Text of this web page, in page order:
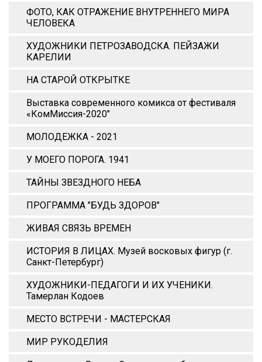
ФОТО, КАК ОТРАЖЕНИЕ ВНУТРЕННЕГО МИРА
ЧЕЛОВЕКА
ХУДОЖНИКИ ПЕТРОЗАВОДСКА. ПЕЙЗАЖИ
КАРЕЛИИ
НА СТАРОЙ ОТКРЫТКЕ
Выставка современного комикса от фестиваля
«КомМиссия-2020"
МОЛОДЕЖКА - 2021
У МОЕГО ПОРОГА. 1941
ТАЙНЫ ЗВЕЗДНОГО НЕБА
ПРОГРАММА "БУДЬ ЗДОРОВ"
ЖИВАЯ СВЯЗЬ ВРЕМЕН
ИСТОРИЯ В ЛИЦАХ. Музей восковых фигур (г.
Санкт-Петербург)
ХУДОЖНИКИ-ПЕДАГОГИ И ИХ УЧЕНИКИ.
Тамерлан Кодоев
МЕСТО ВСТРЕЧИ - МАСТЕРСКАЯ
МИР РУКОДЕЛИЯ